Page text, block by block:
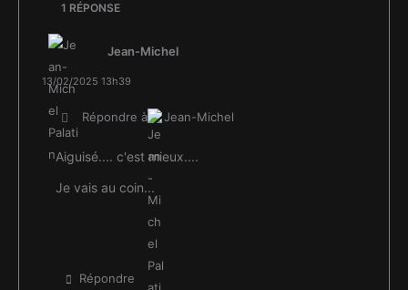
1 RÉPONSE
Jean-Michel
13/02/2025 13h39
Répondre à Jean-Michel
Aiguisé.... c'est mieux....
Je vais au coin...
Répondre